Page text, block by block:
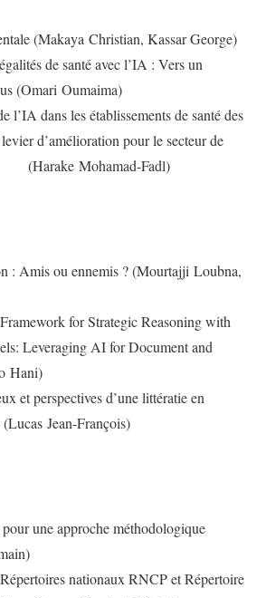
(Makaya Christian, Kassar George)
de santé avec l’IA : Vers un
(Omari Oumaima)
l’IA dans les établissements de santé des
d’amélioration pour le secteur de
Mohamad-Fadl)
: Amis ou ennemis ? (Mourtajji Loubna,
for Strategic Reasoning with
Leveraging AI for Document and
Hani)
et perspectives d’une littératie en
Jean-François)
une approche méthodologique
nationaux RNCP et Répertoire